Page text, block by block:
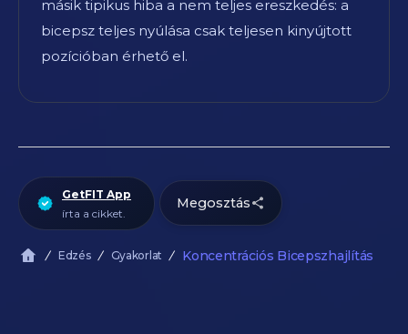
másik tipikus hiba a nem teljes ereszkedés: a
bicepsz teljes nyúlása csak teljesen kinyújtott
pozícióban érhető el.
GetFIT App
írta a cikket.
Megosztás
Edzés Gyakorlat Koncentrációs Bicepszhajlítás